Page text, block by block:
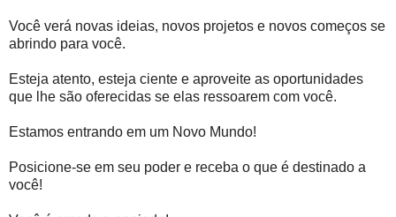
Você verá novas ideias, novos projetos e novos começos se
abrindo para você.
Esteja atento, esteja ciente e aproveite as oportunidades
que lhe são oferecidas se elas ressoarem com você.
Estamos entrando em um Novo Mundo!
Posicione-se em seu poder e receba o que é destinado a
você!